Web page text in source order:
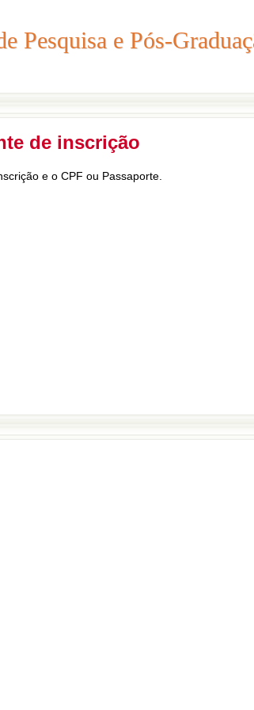
Pesquisa e Pós-
Pesquisa e Pós-
de inscrição
e o CPF ou Passaporte.